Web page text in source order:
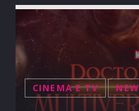
CINEMA E TV